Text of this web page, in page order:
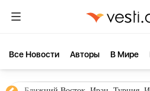
Все Новости Aвторы В Мире